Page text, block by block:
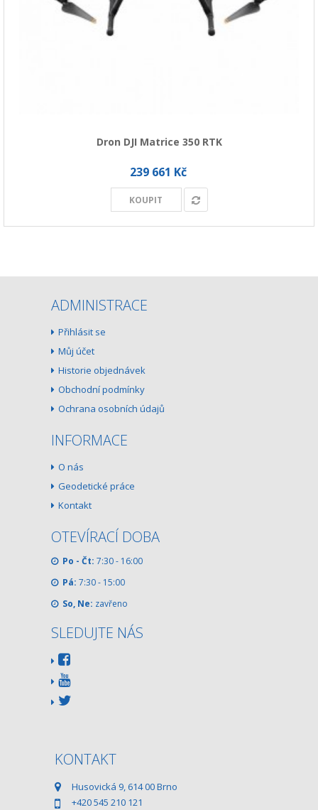
Dron DJI Matrice 350 RTK
239 661 Kč
KOUPIT
ADMINISTRACE
Přihlásit se
Můj účet
Historie objednávek
Obchodní podmínky
Ochrana osobních údajů
INFORMACE
O nás
Geodetické práce
Kontakt
OTEVÍRACÍ DOBA
Po - Čt: 7:30 - 16:00
Pá: 7:30 - 15:00
So, Ne: zavřeno
SLEDUJTE NÁS
KONTAKT
Husovická 9, 614 00 Brno
+420 545 210 121